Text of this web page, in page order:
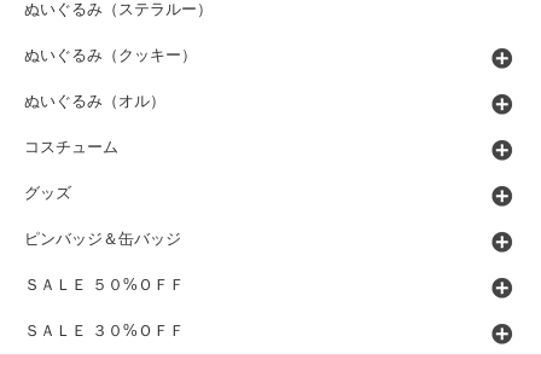
ぬいぐるみ（ステラルー）
ぬいぐるみ（クッキー）
ぬいぐるみ（オル）
コスチューム
グッズ
ピンバッジ＆缶バッジ
ＳＡＬＥ ５０%ＯＦＦ
ＳＡＬＥ ３０%ＯＦＦ